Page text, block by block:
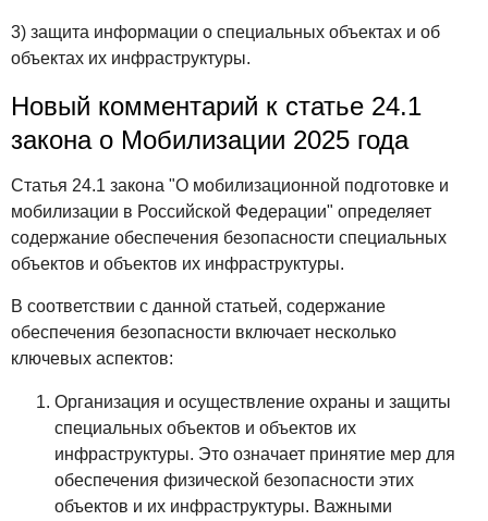
3) защита информации о специальных объектах и об
объектах их инфраструктуры.
Новый комментарий к статье 24.1
закона о Мобилизации 2025 года
Статья 24.1 закона "О мобилизационной подготовке и
мобилизации в Российской Федерации" определяет
содержание обеспечения безопасности специальных
объектов и объектов их инфраструктуры.
В соответствии с данной статьей, содержание
обеспечения безопасности включает несколько
ключевых аспектов:
Организация и осуществление охраны и защиты
специальных объектов и объектов их
инфраструктуры. Это означает принятие мер для
обеспечения физической безопасности этих
объектов и их инфраструктуры. Важными